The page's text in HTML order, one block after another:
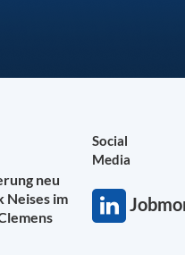
neu
Neises im
Social
Media